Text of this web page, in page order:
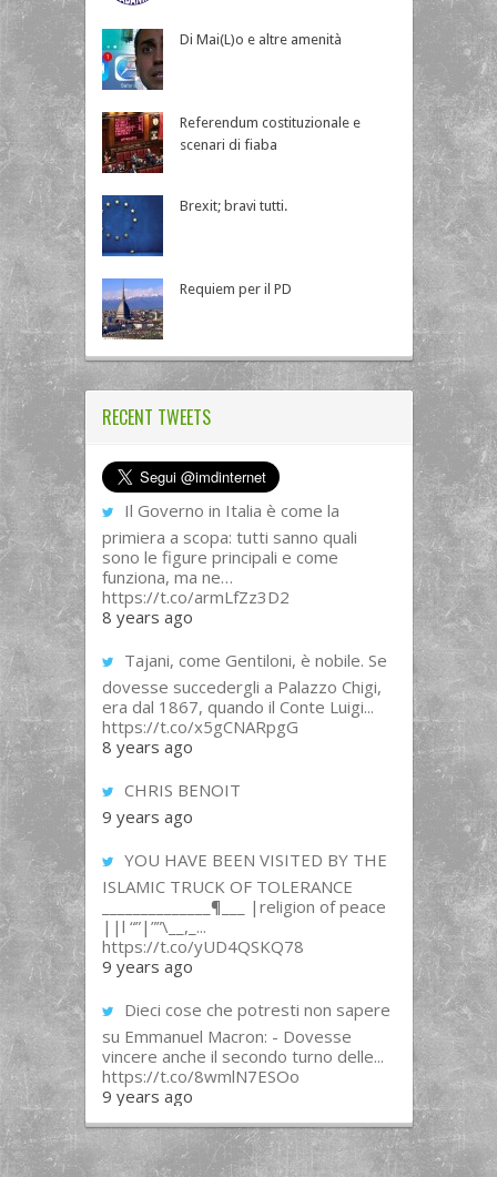
Di Mai(L)o e altre amenità
Referendum costituzionale e
scenari di fiaba
Brexit; bravi tutti.
Requiem per il PD
RECENT TWEETS
Il Governo in Italia è come la
primiera a scopa: tutti sanno quali
sono le figure principali e come
funziona, ma ne…
https://t.co/armLfZz3D2
8 years ago
Tajani, come Gentiloni, è nobile. Se
dovesse succedergli a Palazzo Chigi,
era dal 1867, quando il Conte Luigi...
https://t.co/x5gCNARpgG
8 years ago
CHRIS BENOIT
9 years ago
YOU HAVE BEEN VISITED BY THE
ISLAMIC TRUCK OF TOLERANCE
______________¶___ |religion of peace
||l “”|””\__,_...
https://t.co/yUD4QSKQ78
9 years ago
Dieci cose che potresti non sapere
su Emmanuel Macron: - Dovesse
vincere anche il secondo turno delle...
https://t.co/8wmlN7ESOo
9 years ago